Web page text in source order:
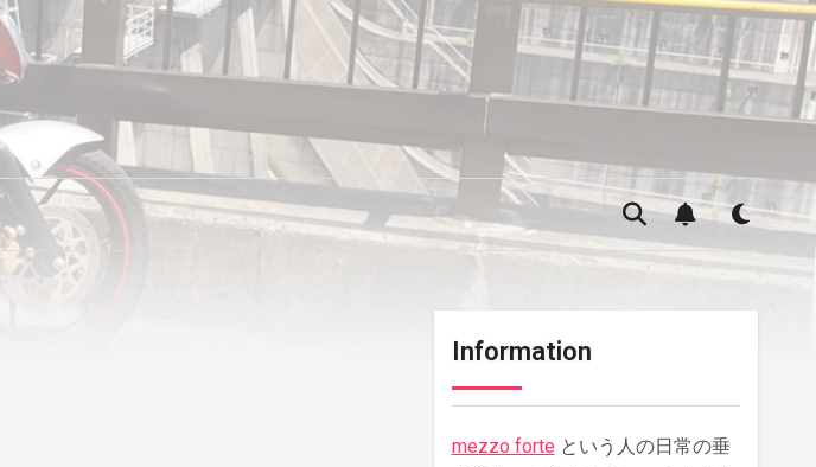
Information
mezzo forte という人の日常の垂